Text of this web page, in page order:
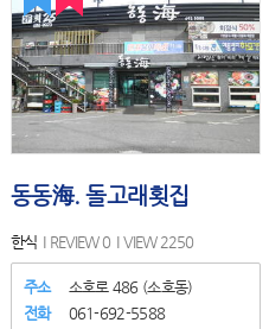
동동海. 돌고래횟집
한식 REVIEW 0 VIEW 2250
주소
소호로 486 (소호동)
전화
061-692-5588